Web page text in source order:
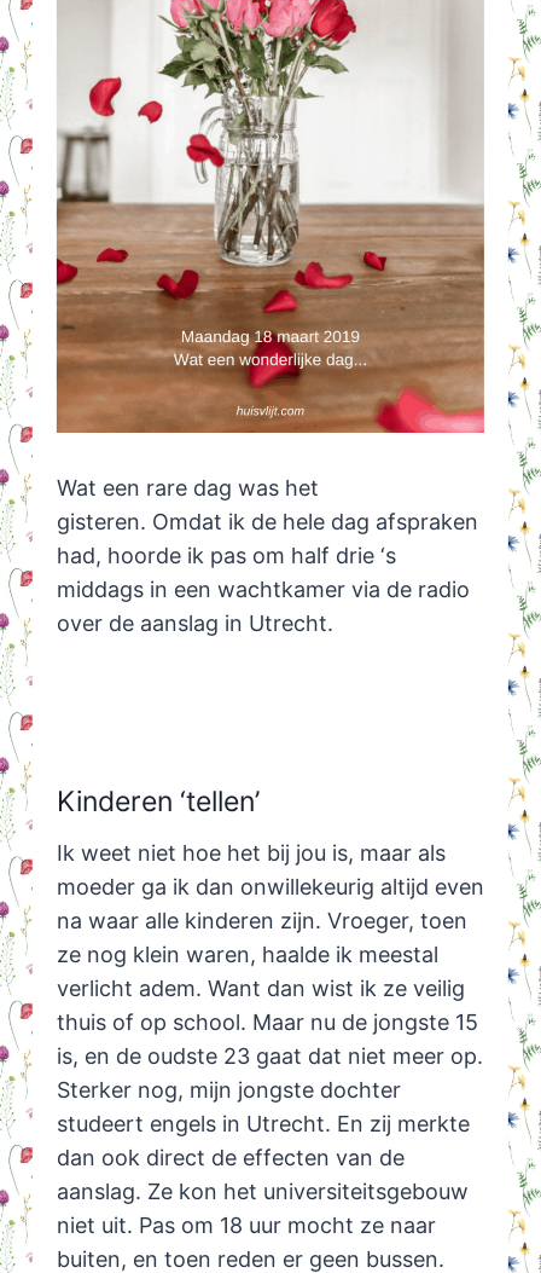
Wat een rare dag was het
gisteren. Omdat ik de hele dag afspraken
had, hoorde ik pas om half drie ‘s
middags in een wachtkamer via de radio
over de aanslag in Utrecht.
Kinderen ‘tellen’
Ik weet niet hoe het bij jou is, maar als
moeder ga ik dan onwillekeurig altijd even
na waar alle kinderen zijn. Vroeger, toen
ze nog klein waren, haalde ik meestal
verlicht adem. Want dan wist ik ze veilig
thuis of op school. Maar nu de jongste 15
is, en de oudste 23 gaat dat niet meer op.
Sterker nog, mijn jongste dochter
studeert engels in Utrecht. En zij merkte
dan ook direct de effecten van de
aanslag. Ze kon het universiteitsgebouw
niet uit. Pas om 18 uur mocht ze naar
buiten, en toen reden er geen bussen.